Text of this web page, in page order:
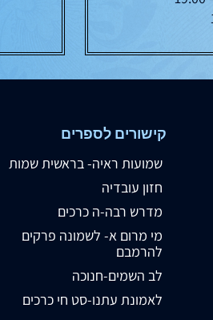
קישורים לספרים
שמועות ראיה- בראשית שמות
חזון עובדיה
מדרש רבה-ה כרכים
מי מרום א- לשמונה פרקים
להרמבם
לב השמים-חנוכה
לאמונת עתנו-סט חי כרכים